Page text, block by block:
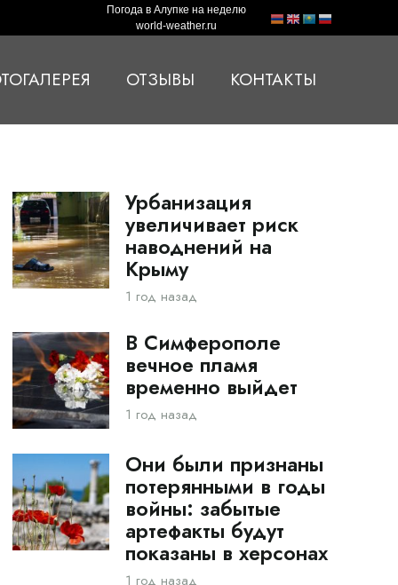
Погода в Алупке на неделю
world-weather.ru
ОТЗЫВЫ КОНТАКТЫ
Урбанизация
увеличивает риск
наводнений на
Крыму
1 год назад
В Симферополе
вечное пламя
временно выйдет
1 год назад
Они были признаны
потерянными в годы
войны: забытые
артефакты будут
показаны в херсонах
1 год назад